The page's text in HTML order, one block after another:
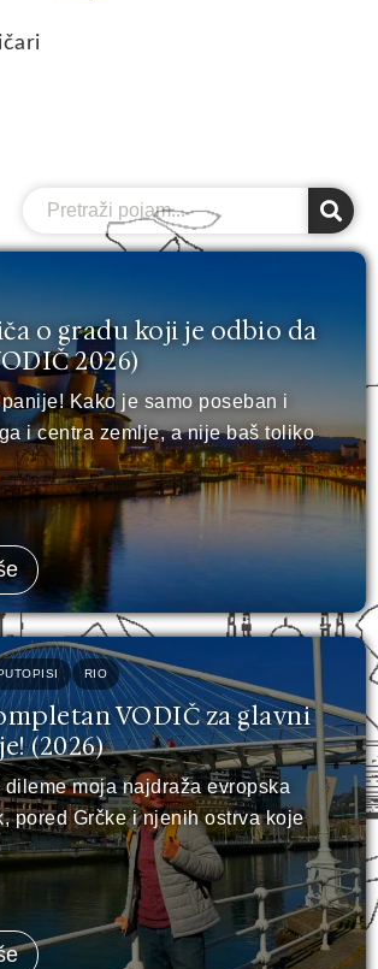
Search
o gradu koji je odbio da
2026)
Kako je samo poseban i
i centra zemlje, a nije baš toliko
RIO
VODIČ za glavni
(2026)
moja najdraža evropska
pored Grčke i njenih ostrva koje